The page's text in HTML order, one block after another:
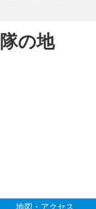
の地
地図・アクセス